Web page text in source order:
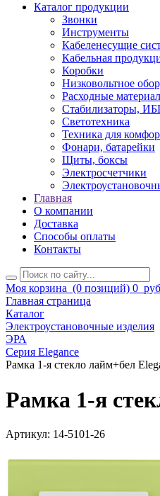
Каталог продукции
Звонки
Инструменты
Кабеленесущие
Кабельная
Коробки
Низковольтное
Расходные
Стабилизаторы,
Светотехника
Техника для
Фонари, батарейки
Щиты, боксы
Электросчетчики
Главная
О компании
Доставка
Способы оплаты
Контакты
Моя корзина (0 позиций) 0
Главная страница
Каталог
Электроустановочные изделия
ЭРА
Серия Elegance
Рамка 1-я стекло лайм+бел
Рамка 1-я
Артикул: 14-5101-26